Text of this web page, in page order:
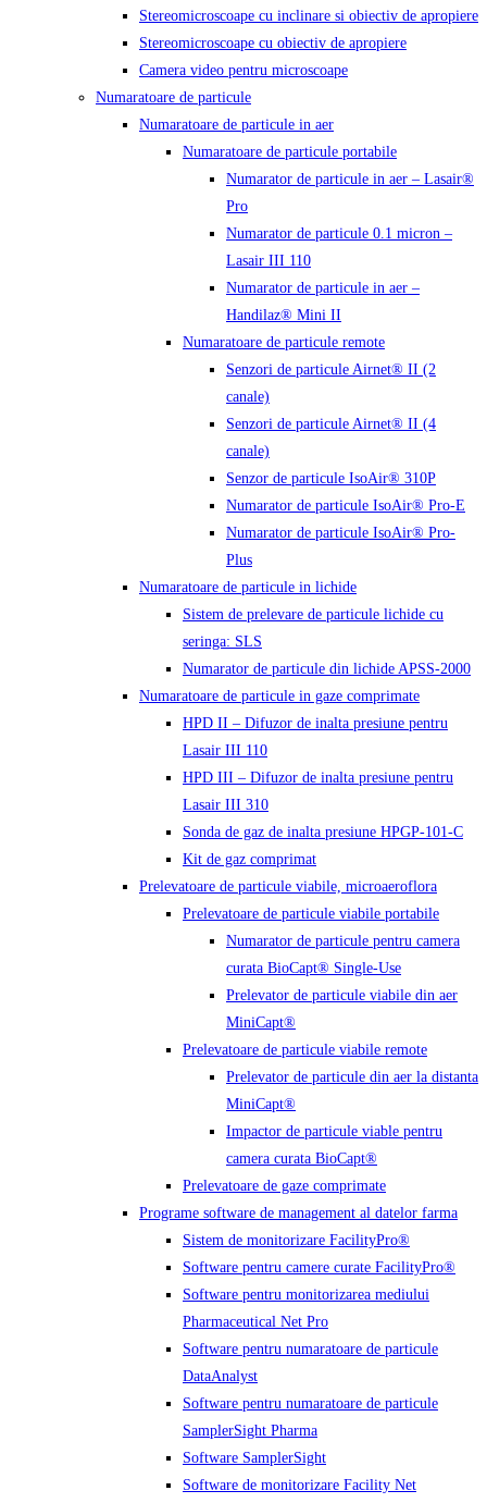
Stereomicroscoape cu inclinare si obiectiv de apropiere
Stereomicroscoape cu obiectiv de apropiere
Camera video pentru microscoape
Numaratoare de particule
Numaratoare de particule in aer
Numaratoare de particule portabile
Numarator de particule in aer – Lasair®
Pro
Numarator de particule 0.1 micron –
Lasair III 110
Numarator de particule in aer –
Handilaz® Mini II
Numaratoare de particule remote
Senzori de particule Airnet® II (2
canale)
Senzori de particule Airnet® II (4
canale)
Senzor de particule IsoAir® 310P
Numarator de particule IsoAir® Pro-E
Numarator de particule IsoAir® Pro-
Plus
Numaratoare de particule in lichide
Sistem de prelevare de particule lichide cu
seringa: SLS
Numarator de particule din lichide APSS-2000
Numaratoare de particule in gaze comprimate
HPD II – Difuzor de inalta presiune pentru
Lasair III 110
HPD III – Difuzor de inalta presiune pentru
Lasair III 310
Sonda de gaz de inalta presiune HPGP-101-C
Kit de gaz comprimat
Prelevatoare de particule viabile, microaeroflora
Prelevatoare de particule viabile portabile
Numarator de particule pentru camera
curata BioCapt® Single-Use
Prelevator de particule viabile din aer
MiniCapt®
Prelevatoare de particule viabile remote
Prelevator de particule din aer la distanta
MiniCapt®
Impactor de particule viable pentru
camera curata BioCapt®
Prelevatoare de gaze comprimate
Programe software de management al datelor farma
Sistem de monitorizare FacilityPro®
Software pentru camere curate FacilityPro®
Software pentru monitorizarea mediului
Pharmaceutical Net Pro
Software pentru numaratoare de particule
DataAnalyst
Software pentru numaratoare de particule
SamplerSight Pharma
Software SamplerSight
Software de monitorizare Facility Net